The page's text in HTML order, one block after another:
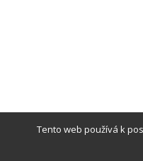
Tento web používá k